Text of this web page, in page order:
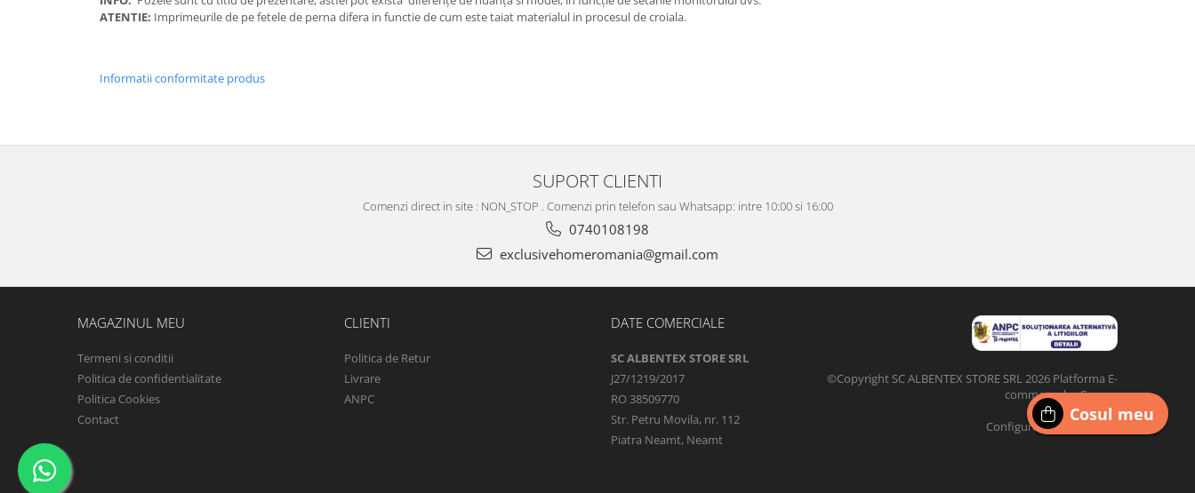
ATENTIE: Imprimeurile de pe fetele de perna difera in functie de cum este taiat materialul in procesul de croiala.
Informatii conformitate produs
SUPORT CLIENTI
Comenzi direct in site : NON_STOP . Comenzi prin telefon sau Whatsapp: intre 10:00 si 16:00
0740108198
exclusivehomeromania@gmail.com
MAGAZINUL MEU
Termeni si conditii
Politica de confidentialitate
Politica Cookies
Contact
CLIENTI
Politica de Retur
Livrare
ANPC
DATE COMERCIALE
SC ALBENTEX STORE SRL
J27/1219/2017
RO 38509770
Str. Petru Movila, nr. 112
Piatra Neamt, Neamt
©Copyright SC ALBENTEX STORE SRL 2026 Platforma E-
commerce by Gomag
Configurat de
Cosul meu